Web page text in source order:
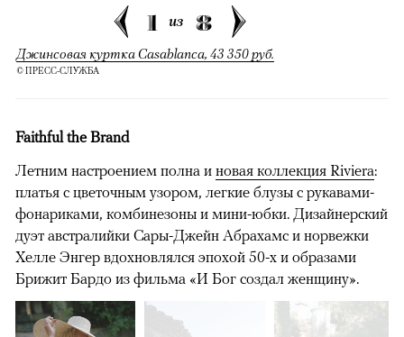
1 из 8
Джинсовая куртка Casablanca, 43 350 руб.
© ПРЕСС-СЛУЖБА
Faithful the Brand
Летним настроением полна и новая коллекция Riviera:
платья с цветочным узором, легкие блузы с рукавами-
фонариками, комбинезоны и мини-юбки. Дизайнерский
дуэт австралийки Сары-Джейн Абрахамс и норвежки
Хелле Энгер вдохновлялся эпохой 50-х и образами
Брижит Бардо из фильма «И Бог создал женщину».